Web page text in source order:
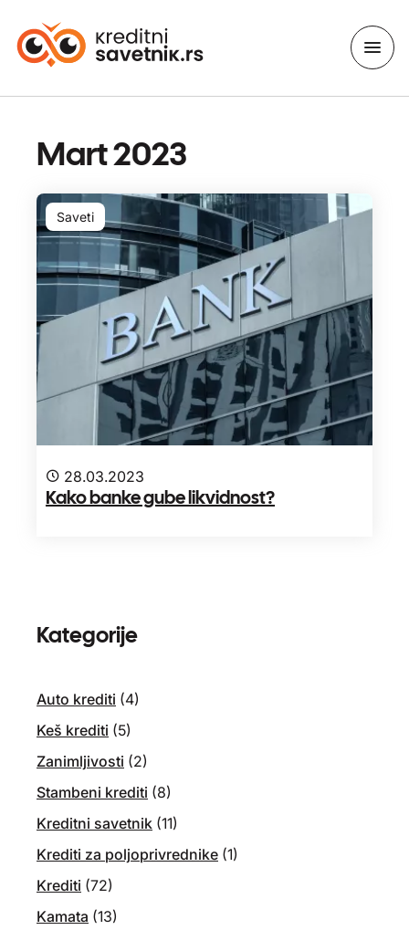
Mart 2023
Saveti
28.03.2023
Kako banke gube likvidnost?
Kategorije
Auto krediti (4)
Keš krediti (5)
Zanimljivosti (2)
Stambeni krediti (8)
Kreditni savetnik (11)
Krediti za poljoprivrednike (1)
Krediti (72)
Kamata (13)